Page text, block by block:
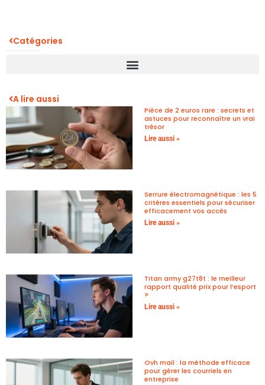
Catégories
A lire aussi
Pièce de 2 euros rare : secrets et
astuces pour reconnaître un vrai
trésor
Lire aussi »
Serrure électromagnétique : les 5
critères essentiels pour sécuriser
efficacement vos accès
Lire aussi »
Titan army g27t8t : le meilleur
rapport qualité prix pour l’esport
?
Lire aussi »
Ovh mail : la méthode efficace
pour gérer les courriels en
entreprise